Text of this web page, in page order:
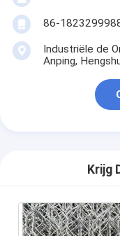
86-
Industriële de
Anping,
Krijg